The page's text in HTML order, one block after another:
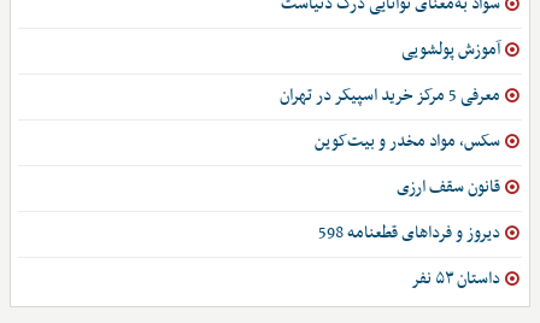
آموزش پولشویی
معرفی 5 مرکز خرید اسپیکر در تهران
سکس، مواد مخدر و بیت‌کوین
قانون سقف ارزی
دیروز و فرداهای قطعنامه 598
داستان ۵۳ نفر